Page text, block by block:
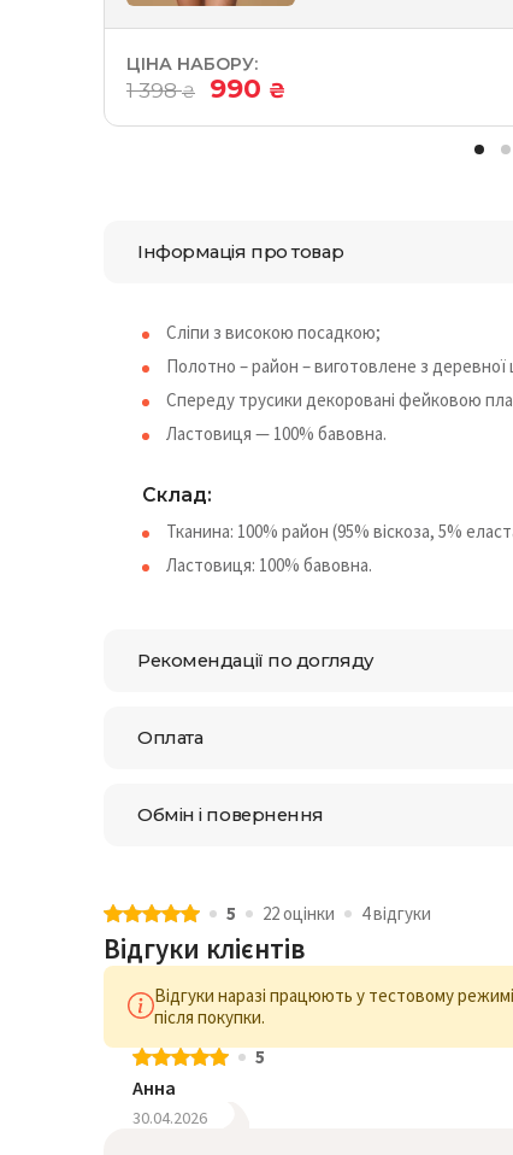
ЦІНА НАБОРУ:
1 398₴ 990 ₴
Інформація про товар
Сліпи з високою посадкою;
Полотно – район – виготовлене з деревної
Спереду трусики декоровані фейковою
Ластовиця — 100% бавовна.
Склад:
Тканина: 100% район (95% віскоза, 5%
Ластовиця: 100% бавовна.
Рекомендації по догляду
Оплата
Обмін і повернення
5 22 оцiнки 4 відгуки
Відгуки клієнтів
Відгуки наразі працюють у тестовому
після покупки.
5
Анна
30.04.2026